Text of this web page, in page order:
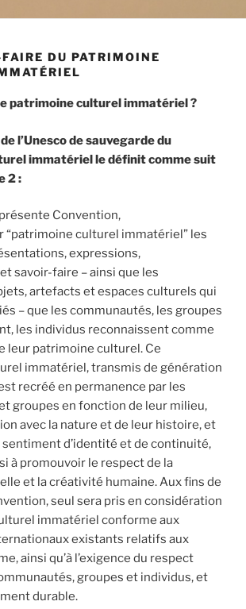
DU PATRIMOINE
patrimoine culturel immatériel ?
l’Unesco de sauvegarde du
immatériel le définit comme suit
2 :
Convention,
“patrimoine culturel immatériel” les
expressions,
savoir-faire – ainsi que les
artefacts et espaces culturels qui
– que les communautés, les groupes
les individus reconnaissent comme
leur patrimoine culturel. Ce
immatériel, transmis de génération
recréé en permanence par les
groupes en fonction de leur milieu,
avec la nature et de leur histoire, et
d’identité et de continuité,
à promouvoir le respect de la
et la créativité humaine. Aux fins de
seul sera pris en considération
immatériel conforme aux
existants relatifs aux
ainsi qu’à l’exigence du respect
groupes et individus, et
durable.